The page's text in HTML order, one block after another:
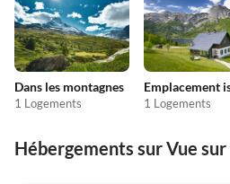
Dans les montagnes
1 Logements
Emplacement
1 Logements
Hébergements sur Vue